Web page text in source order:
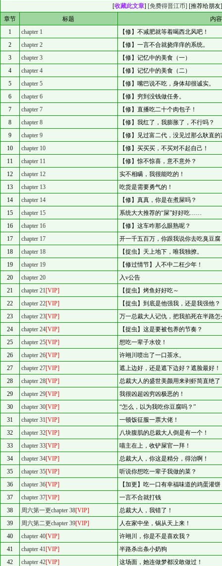
[收藏此文章] [免费得晋江币] [推荐给朋友
章节
标题
内
1
chapter 1
【修】不减肥就等着喝西北风吧！
2
chapter 2
【修】一言不合就挠痒痒的系统。
3
chapter 3
【修】记忆中的美食（一）
4
chapter 4
【修】记忆中的美食（二）
5
chapter 5
【修】嘴巴说不吃，身体却很诚实。
6
chapter 6
【修】穷到没钱做任务。
7
chapter 7
【修】直播吃二十个肉包子！
8
chapter 8
【修】我红了，我膨胀了，不行吗？
9
chapter 9
【修】见过富二代，没见过那么耿直
10
chapter 10
【修】买买买，不买对不起自己！
11
chapter 11
【修】惊不惊喜，意不意外？
12
chapter 12
实不相瞒，我很能吃的！
13
chapter 13
吃货是需要勇气的！
14
chapter 14
【修】真真，你是在煮屎吗？
15
chapter 15
系统大大推荐的“屎”好好吃……
16
chapter 16
【修】这车咋那么眼熟呢？
17
chapter 17
开一千五百万，你跟我说你去吃臭豆腐
18
chapter 18
【捉虫】天上地下，唯我独撩。
19
chapter 19
【修过情节】人不中二枉少年！
20
chapter 20
入v公告
21
chapter 21[VIP]
【捉虫】烤鱼好好吃～
22
chapter 22[VIP]
【捉虫】到底是他强我，还是我强他？
23
chapter 23[VIP]
万一总裁大人记仇，把我掐死在半路怎
24
chapter 24[VIP]
【捉虫】这是要被包养的节奏？
25
chapter 25[VIP]
想吃一辈子水饺！
26
chapter 26[VIP]
许翊川喷出了一口茶水。
27
chapter 27[VIP]
遮上边好，还是遮下边好？遮脸最好！
28
chapter 28[VIP]
总裁大人的盛世美颜用来剥虾简直绝了
29
chapter 29[VIP]
我很凶超凶穷凶极恶的！
30
chapter 30[VIP]
“怎么，以为我吃你豆腐吗？”
31
chapter 31[VIP]
一顿饭征服一票大佬！
32
chapter 32[VIP]
八块腹肌的总裁大人倒是有一个！
33
chapter 33[VIP]
喵主在上，收铲屎官一拜！
34
chapter 34[VIP]
总裁大人，你这是精分，得治啊！
35
chapter 35[VIP]
听说你想吃一辈子我做的菜？
36
chapter 36[VIP]
【加更】吃一口有幸福味道的鸡蛋灌饼
37
chapter 37[VIP]
一言不合就打钱
38
周六第一更chapter 38[VIP]
总裁大人，我错了！
39
周六第二更chapter 39[VIP]
人在家中坐，锅从天上来！
40
chapter 40[VIP]
许翊川，你是不是喜欢我？
41
chapter 41[VIP]
半路杀出条小奶狗
42
chapter 42[VIP]
这场面，她连做梦都没敢做过！